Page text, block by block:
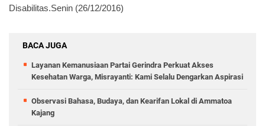
Disabilitas.Senin (26/12/2016)
BACA JUGA
Layanan Kemanusiaan Partai Gerindra Perkuat Akses
Kesehatan Warga, Misrayanti: Kami Selalu Dengarkan Aspirasi
Observasi Bahasa, Budaya, dan Kearifan Lokal di Ammatoa
Kajang